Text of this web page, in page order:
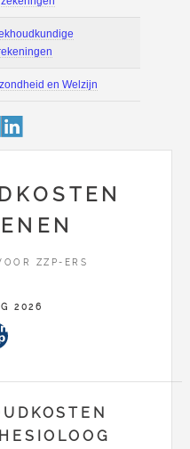
€ 6.500 tot €
maand
€ 200 per uur ex
Boekhoudkundige
ZZP-ERS
2026